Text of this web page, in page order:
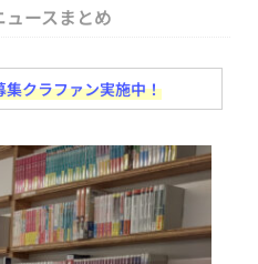
日～8月1日）
刊出版ニュースまとめ 2026.08.02
刊出版ニュースまとめ 2026.08.01
答を返すチャットボットを設置など
ュースまとめ
クラファン実施中！